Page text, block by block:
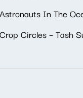
Astronauts In The
Crop Circles – Tash